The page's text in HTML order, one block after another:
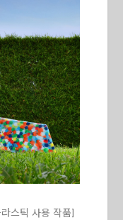
스틱 사용 작품]